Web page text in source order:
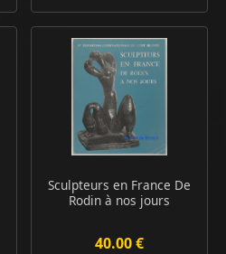
Sculpteurs en France De
Rodin à nos jours
40.00 €